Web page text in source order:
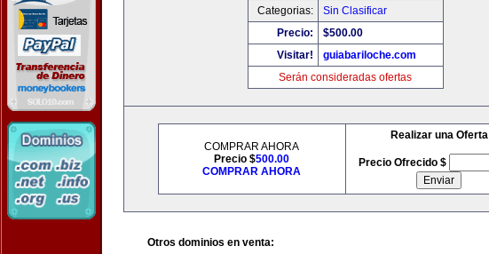
Categorias:
Sin Clasificar
Precio:
$500.00
Visitar!
guiabariloche.com
Serán consideradas ofertas
COMPRAR AHORA
Precio $500.00
COMPRAR AHORA
Realizar una Oferta
Precio Ofrecido $
Otros dominios en venta: